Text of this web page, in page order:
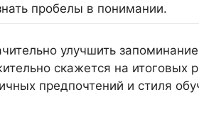
пробелы в понимании.
улучшить
скажется на итоговых
предпочтений и стиля